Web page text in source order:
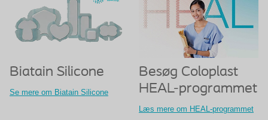
Biatain Silicone
Se mere om Biatain Silicone
Besøg Coloplast
HEAL-programmet
Læs mere om HEAL-programmet